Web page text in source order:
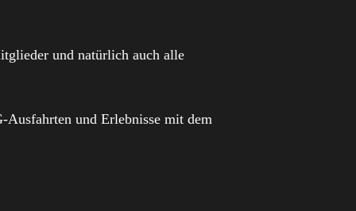
und natürlich auch alle
und Erlebnisse mit dem